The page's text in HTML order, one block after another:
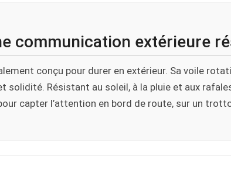
communication extérieure
conçu pour durer en extérieur. Sa voile
solidité. Résistant au soleil, à la pluie et aux
capter l’attention en bord de route, sur un